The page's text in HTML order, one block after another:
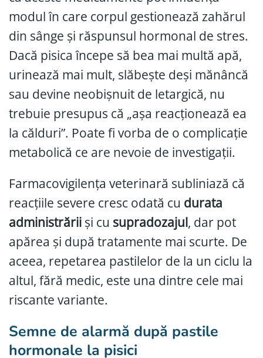
modul în care corpul gestionează zahărul
din sânge și răspunsul hormonal de stres.
Dacă pisica începe să bea mai multă apă,
urinează mai mult, slăbește deși mănâncă
sau devine neobișnuit de letargică, nu
trebuie presupus că „așa reacționează ea
la călduri”. Poate fi vorba de o complicație
metabolică ce are nevoie de investigații.
Farmacovigilența veterinară subliniază că
reacțiile severe cresc odată cu durata
administrării și cu supradozajul, dar pot
apărea și după tratamente mai scurte. De
aceea, repetarea pastilelor de la un ciclu la
altul, fără medic, este una dintre cele mai
riscante variante.
Semne de alarmă după pastile
hormonale la pisici